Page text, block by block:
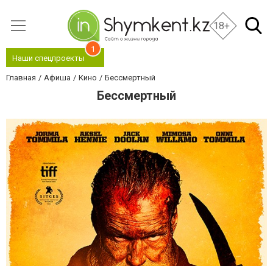
18+
Наши спецпроекты
1
Главная Афиша Кино Бессмертный
Бессмертный